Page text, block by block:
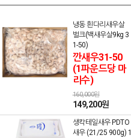
냉동 흰다리새우살
벌크(백새우살9kg 3
1-50)
깐새우31-50
(1파운드당 마
리수)
160,000원
149,200원
생칵테일새우 PDTO
새우 (21/25 900g) 1